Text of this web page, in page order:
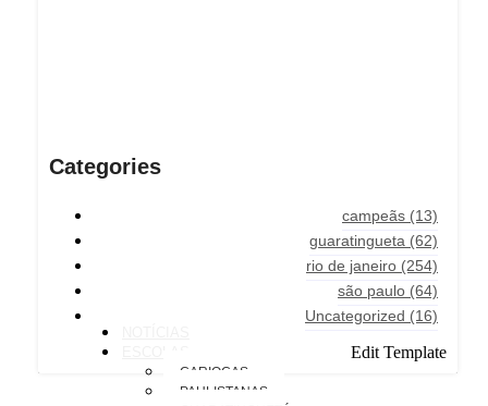
Categories
campeãs (13)
guaratingueta (62)
rio de janeiro (254)
são paulo (64)
Uncategorized (16)
Edit Template
CARIOCAS
PAULISTANAS